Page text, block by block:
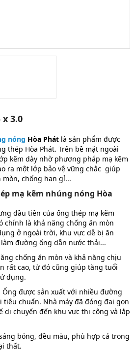
x 3.0
nóng Hòa Phát là sản phẩm được
thép Hòa Phát. Trên bề mặt ngoài
kẽm dày nhờ phương pháp mạ kẽm
ra một lớp bảo vệ vững chắc giúp
mòn, chống han gỉ...
mạ kẽm nhúng nóng Hòa
đầu tiên của ống thép mạ kẽm
chính là khả năng chống ăn mòn
ở ngoài trời, khu vực dễ bị ăn
đường ống dẫn nước thải...
chống ăn mòn và khả năng chịu
rất cao, từ đó cũng giúp tăng tuổi
dụng.
Ống được sản xuất với nhiều đường
tiêu chuẩn. Nhà máy đã đóng đai gọn
di chuyển đến khu vực thi công và lắp
bóng, đều màu, phù hợp cả trong
thất.